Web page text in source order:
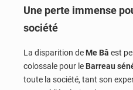
Une perte immense
société
La disparition de Me Bâ est
colossale pour le Barreau
toute la société, tant son